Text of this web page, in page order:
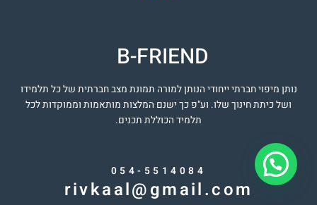
B-FRIEND
נותן מיפוי חברתי ייחודי הנותן למורה תמונת מצב חברתית של כל תלמידו
ושל כיתת חינוך שלו. וע"פ כך ישנם המלצות מותאמות וממוקדות לכל
תלמיד הכוללת תכנים.
054-5514084
rivkaal@gmail.com